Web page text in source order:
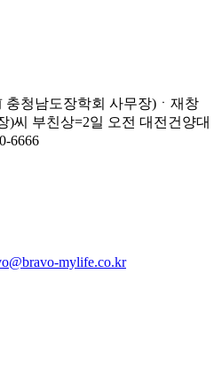
청남도장학회 사무장)ㆍ재창
)씨 부친상=2일 오전 대전건양대
6666
mylife.co.kr